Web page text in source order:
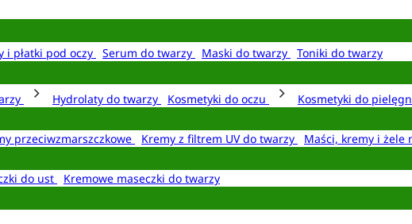
i płatki pod oczy Serum do twarzy Maski do twarzy
Toniki do twarzy
Hydrolaty do twarzy Kosmetyki do oczu Kosmetyki do
przeciwzmarszczkowe Kremy z filtrem UV do twarzy
Maści, kremy i żele
do ust
Kremowe maseczki do twarzy